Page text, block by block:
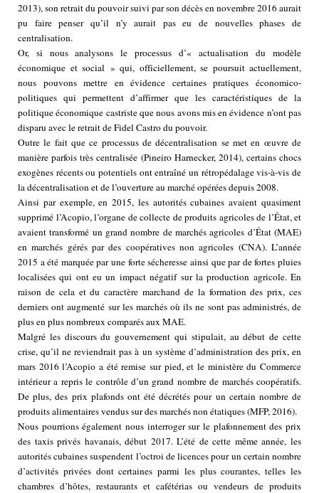
2013), son retrait du pouvoir suivi par son décès en novembre 2016 aurait
pu faire penser qu’il n’y aurait pas eu de nouvelles phases de
centralisation.
Or, si nous analysons le processus d’« actualisation du modèle
économique et social » qui, officiellement, se poursuit actuellement,
nous pouvons mettre en évidence certaines pratiques économico-
politiques qui permettent d’affirmer que les caractéristiques de la
politique économique castriste que nous avons mis en évidence n’ont pas
disparu avec le retrait de Fidel Castro du pouvoir.
Outre le fait que ce processus de décentralisation se met en œuvre de
manière parfois très centralisée (Pineiro Harnecker, 2014), certains chocs
exogènes récents ou potentiels ont entraîné un rétropédalage vis-à-vis de
la décentralisation et de l’ouverture au marché opérées depuis 2008.
Ainsi par exemple, en 2015, les autorités cubaines avaient quasiment
supprimé l’Acopio, l’organe de collecte de produits agricoles de l’État, et
avaient transformé un grand nombre de marchés agricoles d’État (MAE)
en marchés gérés par des coopératives non agricoles (CNA). L’année
2015 a été marquée par une forte sécheresse ainsi que par de fortes pluies
localisées qui ont eu un impact négatif sur la production agricole. En
raison de cela et du caractère marchand de la formation des prix, ces
derniers ont augmenté sur les marchés où ils ne sont pas administrés, de
plus en plus nombreux comparés aux MAE.
Malgré les discours du gouvernement qui stipulait, au début de cette
crise, qu’il ne reviendrait pas à un système d’administration des prix, en
mars 2016 l’Acopio a été remise sur pied, et le ministère du Commerce
intérieur a repris le contrôle d’un grand nombre de marchés coopératifs.
De plus, des prix plafonds ont été décrétés pour un certain nombre de
produits alimentaires vendus sur des marchés non étatiques (MFP, 2016).
Nous pourrions également nous interroger sur le plafonnement des prix
des taxis privés havanais, début 2017. L’été de cette même année, les
autorités cubaines suspendent l’octroi de licences pour un certain nombre
d’activités privées dont certaines parmi les plus courantes, telles les
chambres d’hôtes, restaurants et cafétérias ou vendeurs de produits